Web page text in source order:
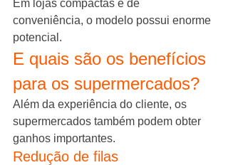
Em lojas compactas e de
conveniência, o modelo possui enorme
potencial.
E quais são os benefícios
para os supermercados?
Além da experiência do cliente, os
supermercados também podem obter
ganhos importantes.
Redução de filas